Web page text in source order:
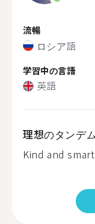
流暢
ロシア語
学習中の言語
英語
理想のタンデ
Kind and